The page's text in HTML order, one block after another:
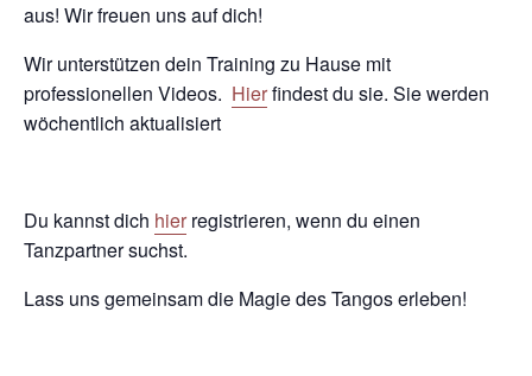
aus! Wir freuen uns auf dich!
Wir unterstützen dein Training zu Hause mit
professionellen Videos. Hierfindest du sie. Sie werden
wöchentlich aktualisiert
Du kannst dich hier registrieren, wenn du einen
Tanzpartner suchst.
Lass uns gemeinsam die Magie des Tangos erleben!